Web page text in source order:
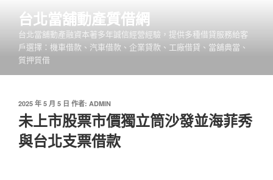
台北當舖動產質借網
台北當舖動產融資本著多年誠信經營經驗，提供多種借貸服務給客
戶選擇：機車借款、汽車借款、企業貸款、工廠借貸、當舖典當、
質押質借
發
於
2025 年 5 月 5 日 作者: ADMIN
未上市股票市價獨立筒沙發並海菲秀
與台北支票借款